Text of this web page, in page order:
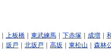
｜ 上板橋 ｜ 東武練馬 ｜ 下赤塚 ｜ 成増 ｜
｜ 坂戸 ｜ 北坂戸 ｜ 高坂 ｜ 東松山 ｜ 森林